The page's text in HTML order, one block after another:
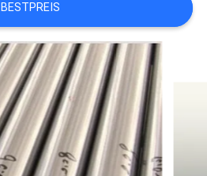
BESTPREIS